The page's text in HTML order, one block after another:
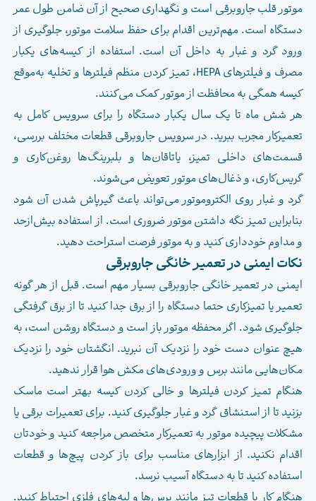
موتور قلب جاروبرقی است و نگهداری صحیح از آن ضامن طول عمر
دستگاه است. مهم‌ترین اقدام برای حفظ سلامت موتور، جلوگیری از
ورود گرد و غبار به داخل آن است. استفاده از کیسه‌های یکبار
مصرف و فیلترهای HEPA، تمیز کردن منظم فیلترها و تخلیه به‌موقع
کیسه همگی به محافظت از موتور کمک می‌کنند.
هر شش ماه تا یک سال یکبار دستگاه را برای سرویس کامل به
تعمیرکار مجرب ببرید. در سرویس جاروبرقی قطعات مختلف بررسی،
قسمت‌های داخلی تمیز، یاتاقان‌ها و بلبرینگ‌ها روغن‌کاری و
گریس‌کاری، و ذغال‌های موتور تعویض می‌شوند.
گرد و غبار روی الکتروموتور می‌تواند باعث گیرپاش شدن آن شود
بنابراین تمیز نگه داشتن موتور ضروری است. از استفاده بیش‌از‌حد
و مداوم خودداری کنید و به موتور فرصت استراحت دهید.
نکات ایمنی در تعمیر خانگی جاروبرقی
ایمنی در تعمیر خانگی جاروبرقی بسیار مهم است. قبل از هر گونه
تعمیر یا تمیزکاری حتما دستگاه را از برق جدا کنید تا از برق گرفتگی
جلوگیری شود. اگر محفظه موتور باز است و دستگاه روشن است، به
هیچ عنوان دست خود را نزدیک آن نبرید. انگشتان خود را نزدیک
مکان‌هایی مانند برس و ورودی‌های مکش هوا قرار ندهید.
هنگام تمیز کردن فیلترها و خالی کردن کیسه بهتر است ماسک
بزنید تا از استنشاق گرد و غبار جلوگیری کنید. برای تعمیرات برقی یا
مشکلات پیچیده موتور به تعمیرکار متخصص مراجعه کنید و خودتان
اقدام نکنید. از ابزارهای مناسب برای باز کردن پیچ‌ها و قطعات
استفاده کنید تا به دستگاه آسیب نرسد.